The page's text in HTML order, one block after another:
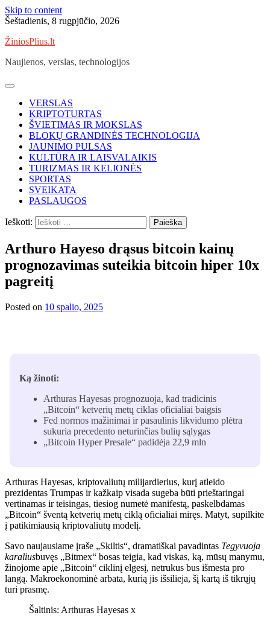
Skip to content
Šeštadienis, 8 rugpjūčio, 2026
ŽiniosPlius.lt
Naujienos, verslas, technologijos
VERSLAS
KRIPTOTURTAS
ŠVIETIMAS IR MOKSLAS
BLOKŲ GRANDINĖS TECHNOLOGIJA
JAUNIMO PULSAS
KULTŪRA IR LAISVALAIKIS
TURIZMAS IR KELIONĖS
SPORTAS
SVEIKATA
PASLAUGOS
Ieškoti:
Arthuro Hayeso drąsus bitcoin kainų
prognozavimas suteikia bitcoin hiper 10x
pagreitį
Posted on 10 spalio, 2025
Ką žinoti:
Arthuras Hayesas prognozuoja, kad tradicinis
„Bitcoin“ ketverių metų ciklas oficialiai baigsis
Fed normos mažinimai ir pasaulinis likvidumo plėtra
sukuria precedento neturinčias bulių sąlygas
„Bitcoin Hyper Presale“ padidėja 22,9 mln
Arthuras Hayesas, kriptovaliutų milijardierius, kurį atleido
prezidentas Trumpas ir kažkaip visada sugeba būti prieštaringai
vertinamas ir teisingas, tiesiog numetė manifestą, paskelbdamas
„Bitcoin“ šventą ketverių metų ciklą oficialiai miręs. Matyt, supilkite
į patikimiausią kriptovaliutų modelį.
Savo naujausiame įraše „Skiltis“, dramatiškai pavadintas Tegyvuoja
karaliusbuvęs „Bitmex“ bosas teigia, kad viskas, ką, mūsų manymu,
žinojome apie „Bitcoin“ ciklinį elgesį, netrukus bus išmesta pro
langą. Makroekonominė arbata, kurią jis išsilieja, šį kartą iš tikrųjų
turi prasmę.
Šaltinis: Arthuras Hayesas x